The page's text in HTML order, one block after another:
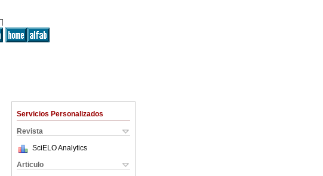
Servicios Personalizados
Revista
SciELO Analytics
Articulo